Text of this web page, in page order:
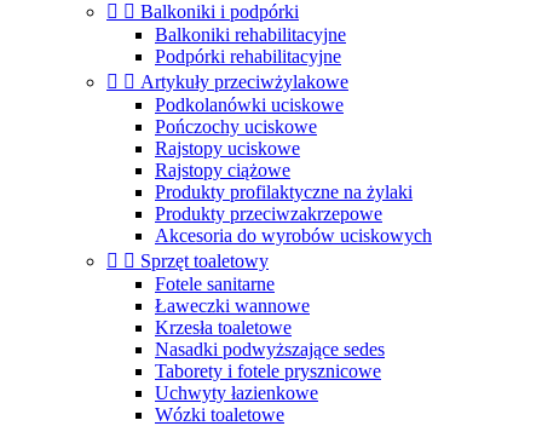
  Balkoniki i podpórki
Balkoniki rehabilitacyjne
Podpórki rehabilitacyjne
  Artykuły przeciwżylakowe
Podkolanówki uciskowe
Pończochy uciskowe
Rajstopy uciskowe
Rajstopy ciążowe
Produkty profilaktyczne na żylaki
Produkty przeciwzakrzepowe
Akcesoria do wyrobów uciskowych
  Sprzęt toaletowy
Fotele sanitarne
Ławeczki wannowe
Krzesła toaletowe
Nasadki podwyższające sedes
Taborety i fotele prysznicowe
Uchwyty łazienkowe
Wózki toaletowe